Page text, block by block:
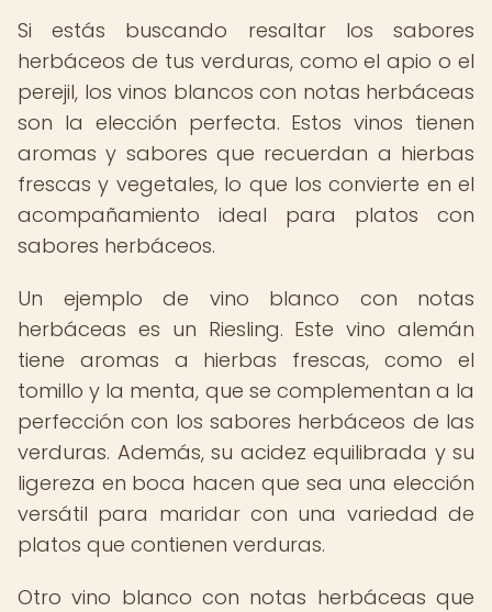
Si estás buscando resaltar los sabores
herbáceos de tus verduras, como el apio o el
perejil, los vinos blancos con notas herbáceas
son la elección perfecta. Estos vinos tienen
aromas y sabores que recuerdan a hierbas
frescas y vegetales, lo que los convierte en el
acompañamiento ideal para platos con
sabores herbáceos.
Un ejemplo de vino blanco con notas
herbáceas es un Riesling. Este vino alemán
tiene aromas a hierbas frescas, como el
tomillo y la menta, que se complementan a la
perfección con los sabores herbáceos de las
verduras. Además, su acidez equilibrada y su
ligereza en boca hacen que sea una elección
versátil para maridar con una variedad de
platos que contienen verduras.
Otro vino blanco con notas herbáceas que